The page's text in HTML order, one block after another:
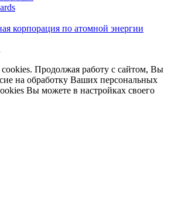
корпорация по атомной энергии
cookies. Продолжая работу с сайтом, Вы
на обработку Ваших персональных
Вы можете в настройках своего